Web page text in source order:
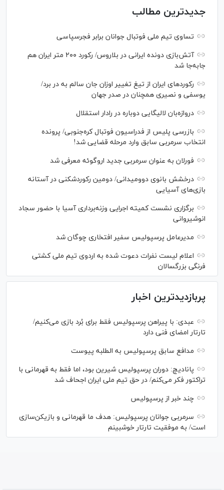
جدیدترین مطالب
تساوی تیم ملی فوتبال جوانان برابر فجرسپاسی
آتش‌بازی دونده ایرانی در بلاروس/ رکورد ۲۰۰ متر ایران هم
جابه‌جا شد
رکورد‌های ایران از تیغ تغییر اوزان جان سالم به در برد/
یوسفی و نصیری همچنان در صدر جهان
دروازه‌بان لالیگایی دوباره در رادار استقلال
بازرسی پلیس از فدراسیون فوتبال کره‌جنوبی/ پرونده
انتخاب سرمربی سابق وارد مرحله قضایی شد!
فورلان به عنوان سرمربی جدید اروگوئه معرفی شد
درخشش بانوی دوومیدانی/ دومین رکوردشکنی در آستانه
بازی‌های آسیایی
برگزاری نشست کمیته اجرایی وزنه‌برداری آسیا با حضور سجاد
انوشیروانی
مدیرعامل پرسپولیس سفیر افتخاری چوگان شد
اعلام لیست نفرات دعوت شده به اردوی تیم ملی کشتی
فرنگی بزرگسالان
پربازدیدترین اخبار
عبدی: با پیراهن پرسپولیس فقط برای بُرد بازی می‌کنیم/
تارتار امضای فنی دارد
مدافع سابق پرسپولیس به الطلبه پیوست
پانادیچ: دوران پرسپولیس شیرین بود، اما فقط به قهرمانی با
تراکتور فکر می‌کنم/ در حق تیم ملی ایران اجحاف شد
چند خبر از پرسپولیس
سرمربی جوانان پرسپولیس: هدف ما قهرمانی و بازیکن‌سازی
است/ به موفقیت تارتار خوشبینم